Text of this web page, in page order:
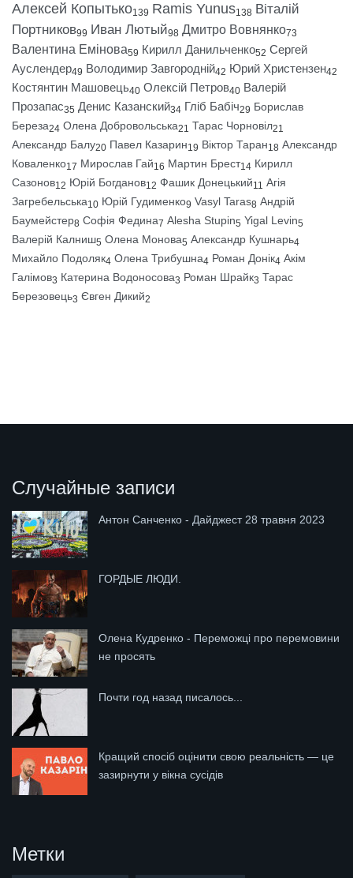
Алексей Копытько139 Ramis Yunus138 Віталій
Портников99 Иван Лютый98 Дмитро Вовнянко73
Валентина Емінова59 Кирилл Данильченко52 Сергей
Ауслендер49 Володимир Завгородній42 Юрий Христензен42
Костянтин Машовець40 Олексій Петров40 Валерій
Прозапас35 Денис Казанский34 Гліб Бабіч29 Борислав
Береза24 Олена Добровольська21 Тарас Чорновіл21
Александр Балу20 Павел Казарин19 Віктор Таран18 Александр
Коваленко17 Мирослав Гай16 Мартин Брест14 Кирилл
Сазонов12 Юрій Богданов12 Фашик Донецький11 Агія
Загребельська10 Юрій Гудименко9 Vasyl Taras8 Андрій
Баумейстер8 Софія Федина7 Alesha Stupin5 Yigal Levin5
Валерій Калниш5 Олена Монова5 Александр Кушнарь4
Михайло Подоляк4 Олена Трибушна4 Роман Донік4 Акім
Галімов3 Катерина Водоносова3 Роман Шрайк3 Тарас
Березовець3 Євген Дикий2
Случайные записи
Антон Санченко - Дайджест 28 травня 2023
ГОРДЫЕ ЛЮДИ.
Олена Кудренко - Переможці про перемовини
не просять
Почти год назад писалось...
Кращий спосіб оцінити свою реальність — це
зазирнути у вікна сусідів
Метки